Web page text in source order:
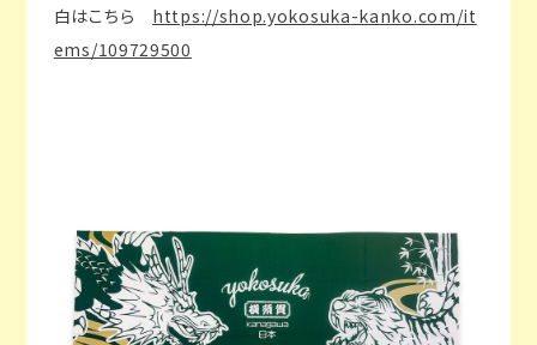
白はこちら https://shop.yokosuka-kanko.com/it
ems/109729500